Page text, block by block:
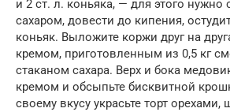
и 2 ст. л. коньяка, — для этого нужно
сахаром, довести до кипения,
коньяк. Выложите коржи друг на
кремом, приготовленным из 0,5 кг
стаканом сахара. Верх и бока
кремом и обсыпьте бисквитной
своему вкусу украсьте торт